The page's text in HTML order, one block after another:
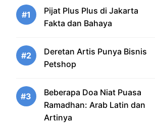
#1
Pijat Plus Plus di Jakarta
Fakta dan Bahaya
#2
Deretan Artis Punya Bisnis
Petshop
#3
Beberapa Doa Niat Puasa
Ramadhan: Arab Latin dan
Artinya